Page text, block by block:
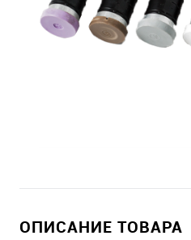
ОПИСАНИЕ ТОВАРА